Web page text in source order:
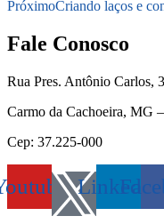
PróximoCriando laços e
Fale Conosco
Rua Pres. Antônio Carlos,
Carmo da Cachoeira, MG
Cep: 37.225-000
Linkedin